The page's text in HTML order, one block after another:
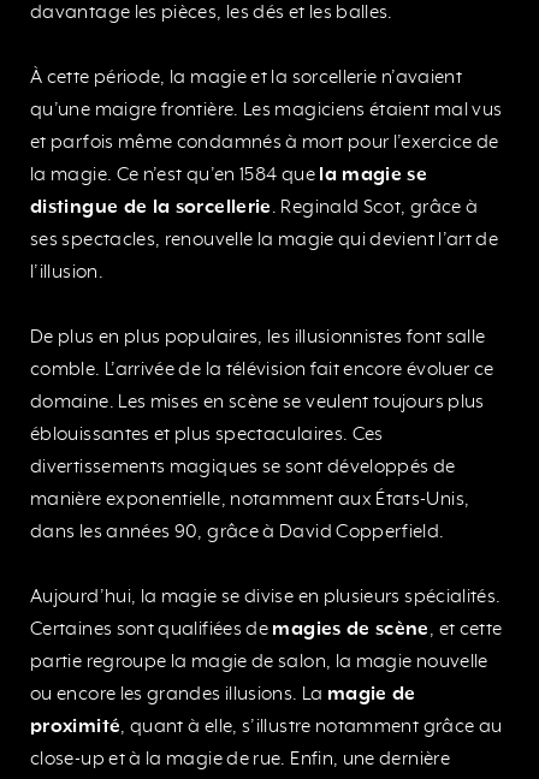
davantage les pièces, les dés et les balles.
À cette période, la magie et la sorcellerie n’avaient
qu’une maigre frontière. Les magiciens étaient mal vus
et parfois même condamnés à mort pour l’exercice de
la magie. Ce n’est qu’en 1584 que la magie se
distingue de la sorcellerie. Reginald Scot, grâce à
ses spectacles, renouvelle la magie qui devient l’art de
l’illusion.
De plus en plus populaires, les illusionnistes font salle
comble. L’arrivée de la télévision fait encore évoluer ce
domaine. Les mises en scène se veulent toujours plus
éblouissantes et plus spectaculaires. Ces
divertissements magiques se sont développés de
manière exponentielle, notamment aux États-Unis,
dans les années 90, grâce à David Copperfield.
Aujourd’hui, la magie se divise en plusieurs spécialités.
Certaines sont qualifiées de magies de scène, et cette
partie regroupe la magie de salon, la magie nouvelle
ou encore les grandes illusions. La magie de
proximité, quant à elle, s’illustre notamment grâce au
close-up et à la magie de rue. Enfin, une dernière